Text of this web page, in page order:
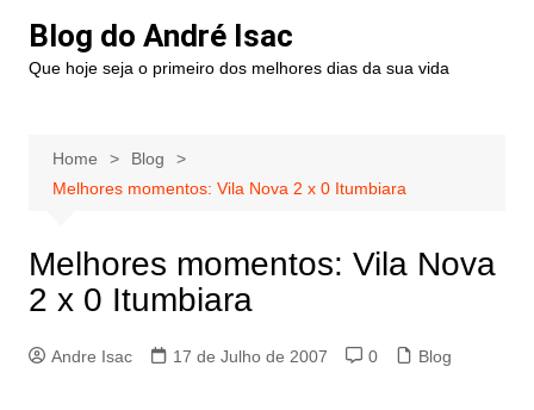
Blog do André Isac
Que hoje seja o primeiro dos melhores dias da sua vida
Home
Blog
Melhores momentos: Vila Nova 2 x 0 Itumbiara
Melhores momentos: Vila Nova
2 x 0 Itumbiara
Andre Isac 17 de Julho de 2007 0 Blog